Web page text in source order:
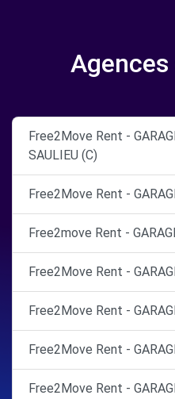
Free2Move Rent -
SAULIEU (C)
Free2Move Rent -
Free2move Rent -
Free2Move Rent -
Free2Move Rent -
Free2Move Rent -
Free2Move Rent -